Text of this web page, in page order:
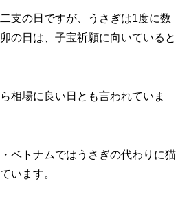
支の日ですが、うさぎは1度に数
の日は、子宝祈願に向いていると
相場に良い日とも言われていま
ベトナムではうさぎの代わりに猫
います。